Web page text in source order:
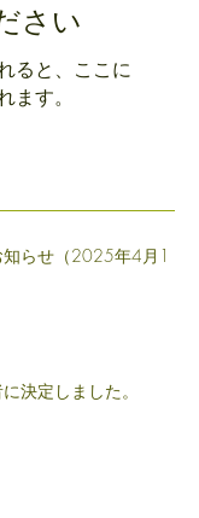
さい
ると、ここに
ます。
らせ（2025年4月1
決定しました。